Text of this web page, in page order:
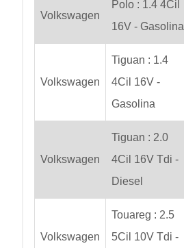
Volkswagen
Polo : 1.4 4Cil
16V - Gasolina
Volkswagen
Tiguan : 1.4
4Cil 16V -
Gasolina
Volkswagen
Tiguan : 2.0
4Cil 16V Tdi -
Diesel
Volkswagen
Touareg : 2.5
5Cil 10V Tdi -